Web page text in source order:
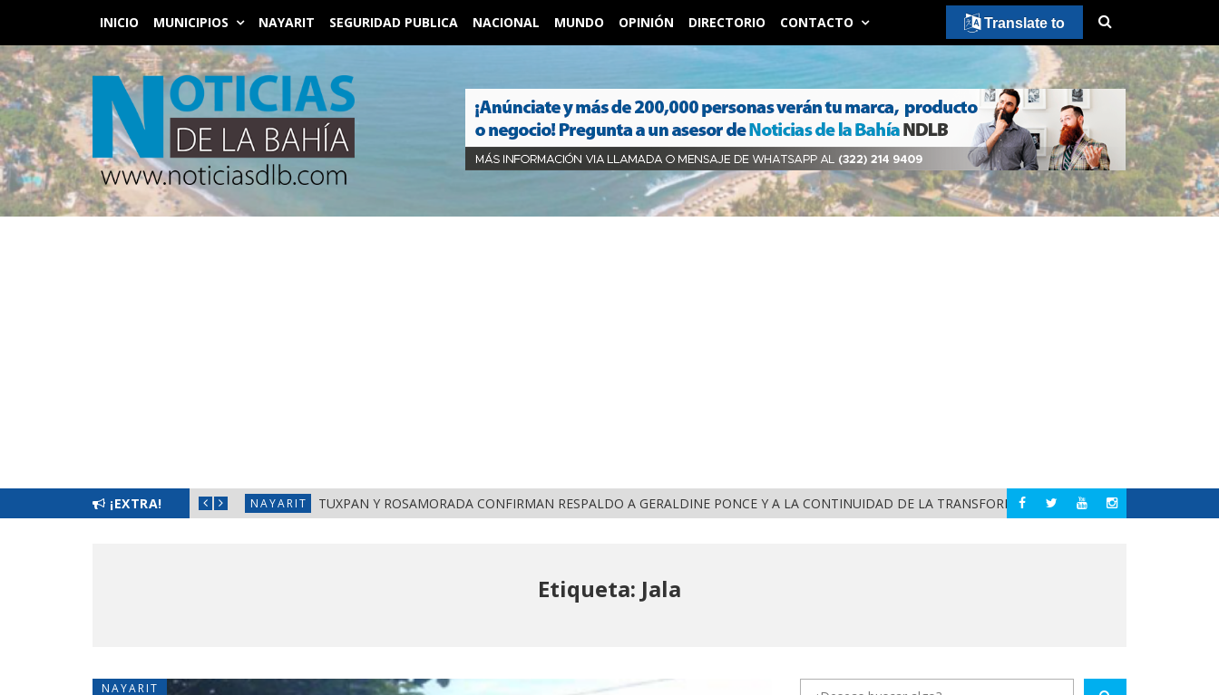
INICIO MUNICIPIOS NAYARIT SEGURIDAD PUBLICA NACIONAL MUNDO OPINIÓN DIRECTORIO CONTACTO
¡EXTRA! NAYARIT TUXPAN Y ROSAMORADA CONFIRMAN RESPALDO A GERALDINE PONCE Y A LA CONTINUIDAD DE LA TRANSFORMACIÓN BAHÍA DE BANDERAS
Etiqueta: Jala
NAYARIT
Translate to